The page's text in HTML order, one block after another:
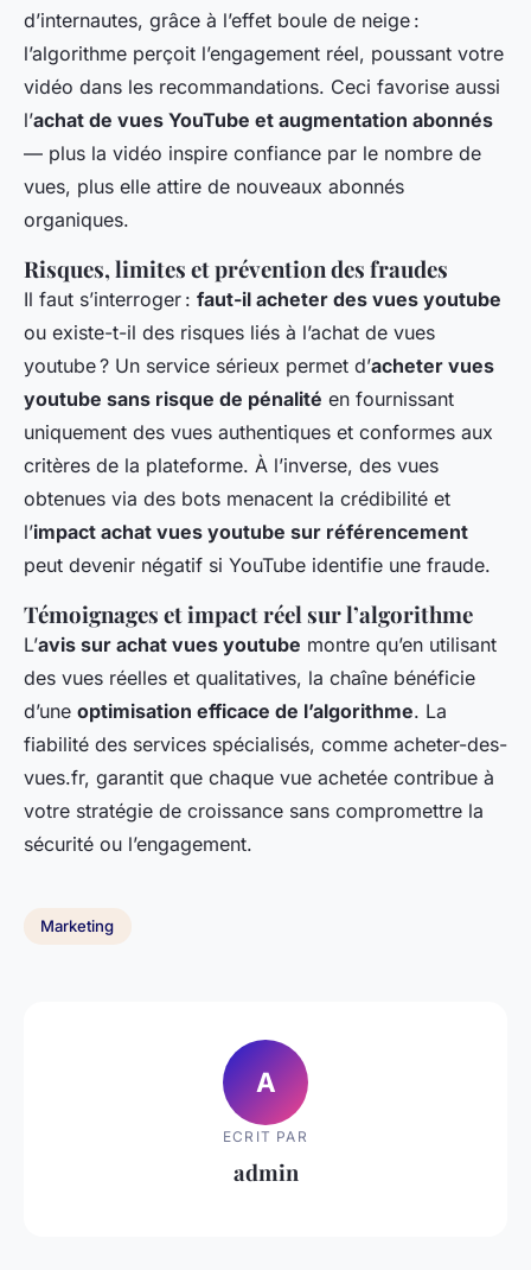
d’internautes, grâce à l’effet boule de neige :
l’algorithme perçoit l’engagement réel, poussant votre
vidéo dans les recommandations. Ceci favorise aussi
l’achat de vues YouTube et augmentation abonnés
— plus la vidéo inspire confiance par le nombre de
vues, plus elle attire de nouveaux abonnés
organiques.
Risques, limites et prévention des fraudes
Il faut s’interroger : faut-il acheter des vues youtube
ou existe-t-il des risques liés à l’achat de vues
youtube ? Un service sérieux permet d’acheter vues
youtube sans risque de pénalité en fournissant
uniquement des vues authentiques et conformes aux
critères de la plateforme. À l’inverse, des vues
obtenues via des bots menacent la crédibilité et
l’impact achat vues youtube sur référencement
peut devenir négatif si YouTube identifie une fraude.
Témoignages et impact réel sur l’algorithme
L’avis sur achat vues youtube montre qu’en utilisant
des vues réelles et qualitatives, la chaîne bénéficie
d’une optimisation efficace de l’algorithme. La
fiabilité des services spécialisés, comme acheter-des-
vues.fr, garantit que chaque vue achetée contribue à
votre stratégie de croissance sans compromettre la
sécurité ou l’engagement.
Marketing
A
ECRIT PAR
admin